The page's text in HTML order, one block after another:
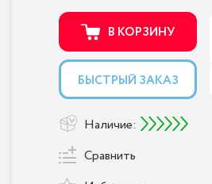
В КОРЗИНУ
БЫСТРЫЙ ЗАКАЗ
Наличие:
Сравнить